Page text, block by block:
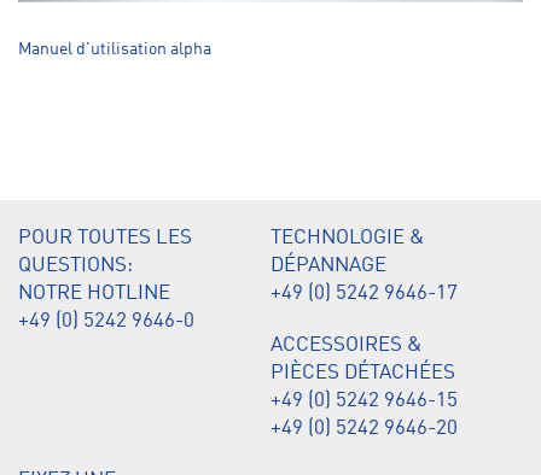
Manuel d'utilisation alpha
POUR TOUTES LES
QUESTIONS:
NOTRE HOTLINE
+49 (0) 5242 9646-0
TECHNOLOGIE &
DÉPANNAGE
+49 (0) 5242 9646-17
ACCESSOIRES &
PIÈCES DÉTACHÉES
+49 (0) 5242 9646-15
+49 (0) 5242 9646-20